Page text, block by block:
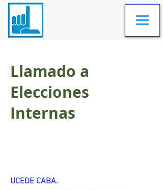
Llamado a
Elecciones
Internas
UCEDE CABA.